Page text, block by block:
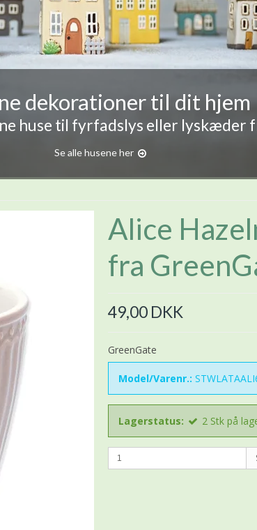
dekorationer til dit hjem
huse til fyrfadslys eller lyskæder
Se alle husene her
Alice
fra
49,00 DKK
GreenGate
Model/Varenr.:
Lagerstatus: 2 Stk på